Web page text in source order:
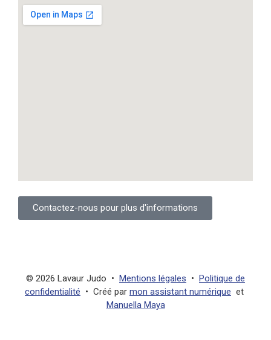
Contactez-nous pour plus d'informations
© 2026 Lavaur Judo • Mentions légales • Politique de
confidentialité • Créé par mon assistant numérique et
Manuella Maya